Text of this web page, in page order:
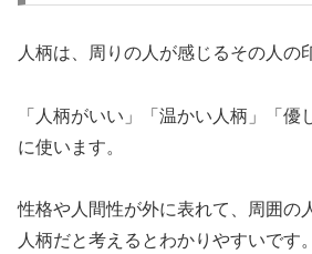
人柄は、周りの人が感じるその人の
「人柄がいい」「温かい人柄」「優
に使います。
性格や人間性が外に表れて、周囲の
人柄だと考えるとわかりやすいです。